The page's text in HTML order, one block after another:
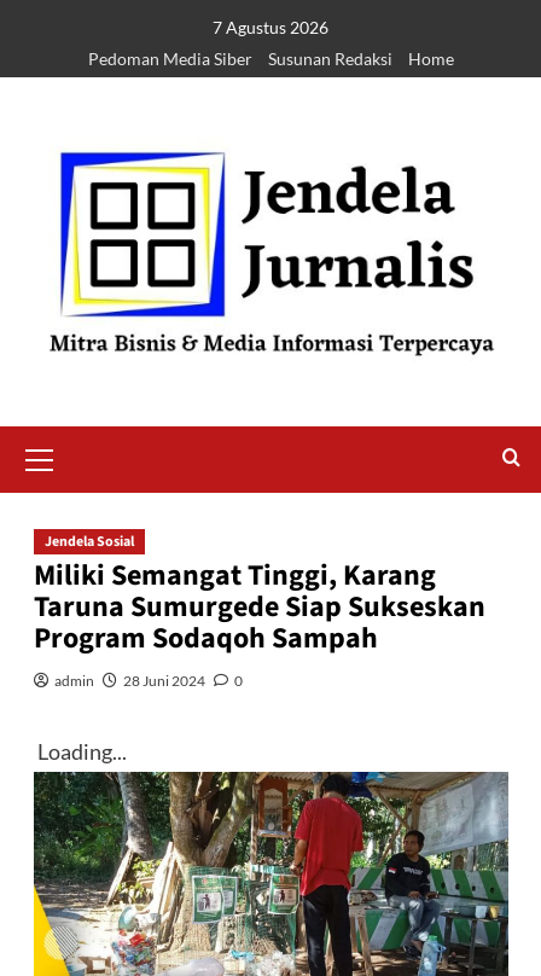
7 Agustus 2026
Pedoman Media Siber
Susunan Redaksi Home
Jendela Sosial
Miliki Semangat Tinggi, Karang
Taruna Sumurgede Siap Sukseskan
Program Sodaqoh Sampah
admin 28 Juni 2024 0
Loading...